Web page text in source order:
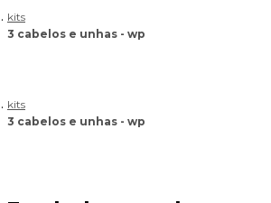
kits
3 cabelos e unhas - wp
kits
3 cabelos e unhas - wp